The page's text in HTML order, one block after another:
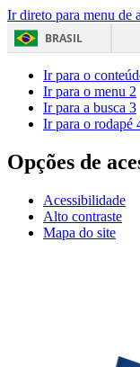
Ir direto para menu de
BRASIL
Ir para o
Ir para o menu 2
Ir para a busca 3
Ir para o rodapé
Opções de
Acessibilidade
Alto contraste
Mapa do site